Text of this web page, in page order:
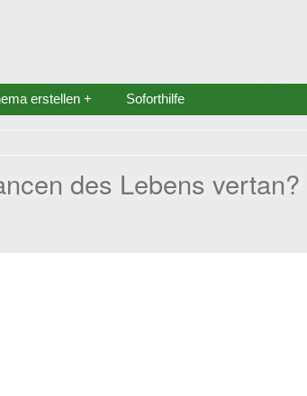
erstellen + Soforthilfe
des Lebens vertan?